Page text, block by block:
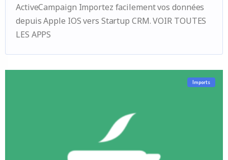
ActiveCampaign Importez facilement vos données
depuis Apple IOS vers Startup CRM. VOIR TOUTES
LES APPS
Imports